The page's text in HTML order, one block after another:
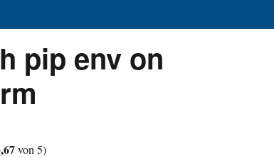
pip env on
von 5)